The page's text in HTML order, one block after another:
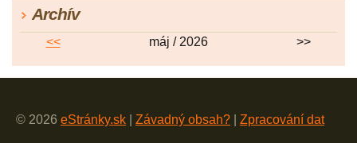
Archív
<< máj / 2026 >>
© 2026 eStránky.sk Závadný obsah? Zpracování dat